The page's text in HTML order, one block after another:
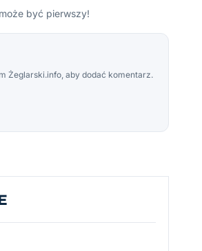
być pierwszy!
Żeglarski.info, aby dodać komentarz.